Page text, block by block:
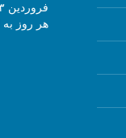
هر روز به